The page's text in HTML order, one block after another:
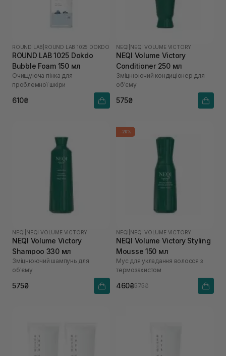
ROUND LAB ROUND LAB 1025 DOKDO
ROUND LAB 1025 Dokdo
Bubble Foam 150 мл
Очищуюча пінка для
проблемної шкіри
610₴
NEQI NEQI VOLUME VICTORY
NEQI Volume Victory
Conditioner 250 мл
Зміцнюючий кондиціонер для
об'єму
575₴
NEQI NEQI VOLUME VICTORY
NEQI Volume Victory
Shampoo 330 мл
Зміцнюючий шампунь для
об'єму
575₴
-20%
NEQI NEQI VOLUME VICTORY
NEQI Volume Victory Styling
Mousse 150 мл
Мус для укладання волосся з
термозахистом
460₴575₴